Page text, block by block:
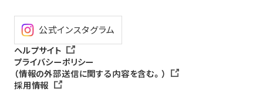
公式インスタグラム
ヘルプサイト
プライバシーポリシー
（情報の外部送信に関する内容を含む。）
採用情報